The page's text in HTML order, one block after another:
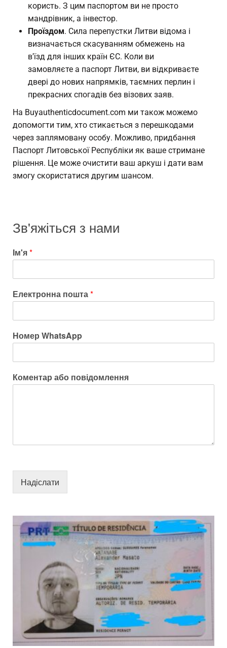
користь. З цим паспортом ви не просто
мандрівник, а інвестор.
Проїздом. Сила перепустки Литви відома і
визначається скасуванням обмежень на
в'їзд для інших країн ЄС. Коли ви
замовляєте a паспорт Литви, ви відкриваєте
двері до нових напрямків, таємних перлин і
прекрасних спогадів без візових заяв.
На Buyauthenticdocument.com ми також можемо
допомогти тим, хто стикається з перешкодами
через заплямовану особу. Можливо, придбання
Паспорт Литовської Республіки як ваше стримане
рішення. Це може очистити ваш аркуш і дати вам
змогу скористатися другим шансом.
Зв'яжіться з нами
Ім'я*
Електронна пошта*
Номер WhatsApp
Коментар або повідомлення
Надіслати